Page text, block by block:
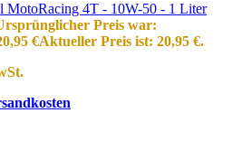
MotoRacing 4T - 10W-50 - 1 Liter
Preis war:
€Aktueller Preis ist: 20,95 €.